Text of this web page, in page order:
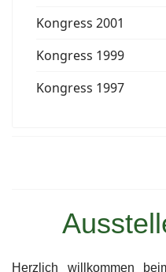
Kongress 2001
Kongress 1999
Kongress 1997
Herzlich willkommen